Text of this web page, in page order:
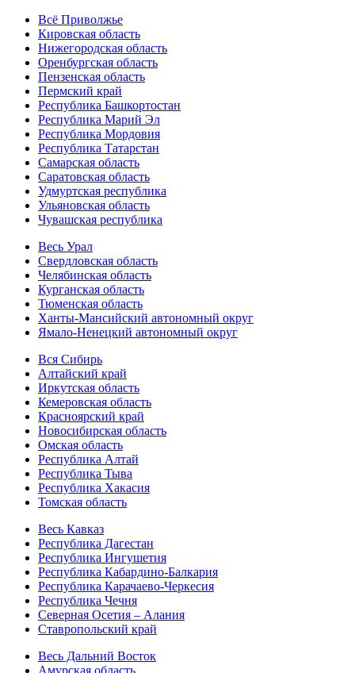
Всё Приволжье
Кировская область
Нижегородская область
Оренбургская область
Пензенская область
Пермский край
Республика Башкортостан
Республика Марий Эл
Республика Мордовия
Республика Татарстан
Самарская область
Саратовская область
Удмуртская республика
Ульяновская область
Чувашская республика
Весь Урал
Свердловская область
Челябинская область
Курганская область
Тюменская область
Ханты-Мансийский автономный округ
Ямало-Ненецкий автономный округ
Вся Сибирь
Алтайский край
Иркутская область
Кемеровская область
Красноярский край
Новосибирская область
Омская область
Республика Алтай
Республика Тыва
Республика Хакасия
Томская область
Весь Кавказ
Республика Дагестан
Республика Ингушетия
Республика Кабардино-Балкария
Республика Карачаево-Черкесия
Республика Чечня
Северная Осетия – Алания
Ставропольский край
Весь Дальний Восток
Амурская область